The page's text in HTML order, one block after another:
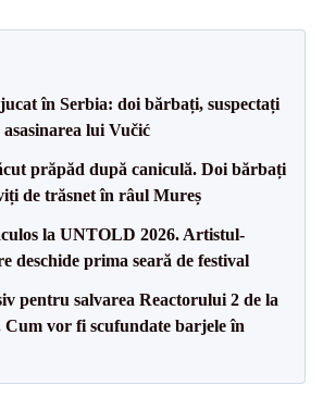
în Serbia: doi bărbați, suspectați
lui Vučić
prăpăd după caniculă. Doi bărbați
de trăsnet în râul Mureș
la UNTOLD 2026. Artistul-
deschide prima seară de festival
pentru salvarea Reactorului 2 de la
Cum vor fi scufundate barjele în